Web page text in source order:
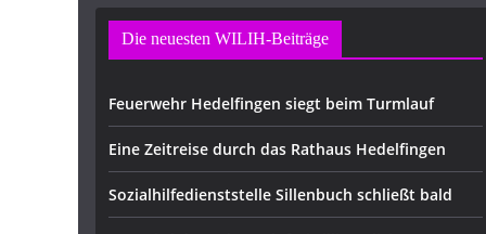
Die neuesten WILIH-Beiträge
Feuerwehr Hedelfingen siegt beim Turmlauf
Eine Zeitreise durch das Rathaus Hedelfingen
Sozialhilfedienststelle Sillenbuch schließt bald